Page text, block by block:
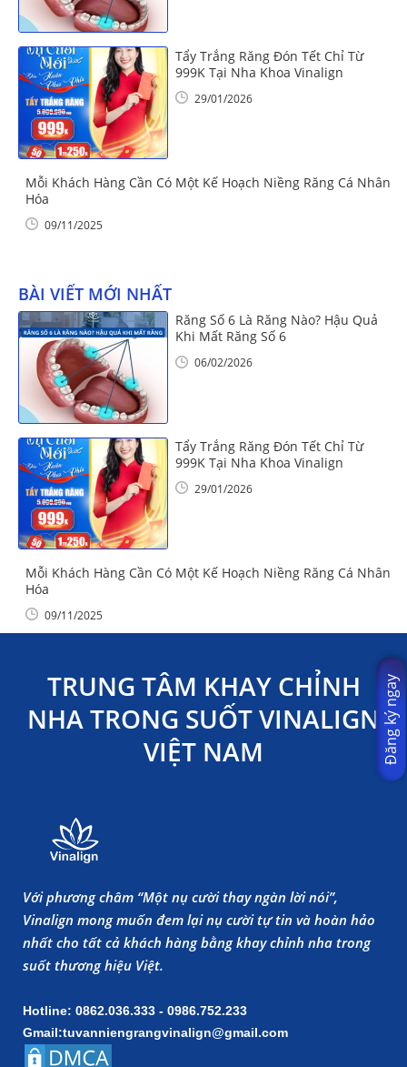
Tẩy Trắng Răng Đón Tết Chỉ Từ
999K Tại Nha Khoa Vinalign
29/01/2026
Mỗi Khách Hàng Cần Có Một Kế Hoạch Niềng Răng Cá Nhân
Hóa
09/11/2025
BÀI VIẾT MỚI NHẤT
Răng Số 6 Là Răng Nào? Hậu Quả
Khi Mất Răng Số 6
06/02/2026
Tẩy Trắng Răng Đón Tết Chỉ Từ
999K Tại Nha Khoa Vinalign
29/01/2026
Mỗi Khách Hàng Cần Có Một Kế Hoạch Niềng Răng Cá Nhân
Hóa
09/11/2025
TRUNG TÂM KHAY CHỈNH
NHA TRONG SUỐT VINALIGN
VIỆT NAM
Với phương châm “Một nụ cười thay ngàn lời nói”,
Vinalign mong muốn đem lại nụ cười tự tin và hoàn hảo
nhất cho tất cả khách hàng bằng khay chỉnh nha trong
suốt thương hiệu Việt.
Hotline: 0862.036.333 - 0986.752.233
Gmail:tuvanniengrangvinalign@gmail.com
Đăng ký ngay